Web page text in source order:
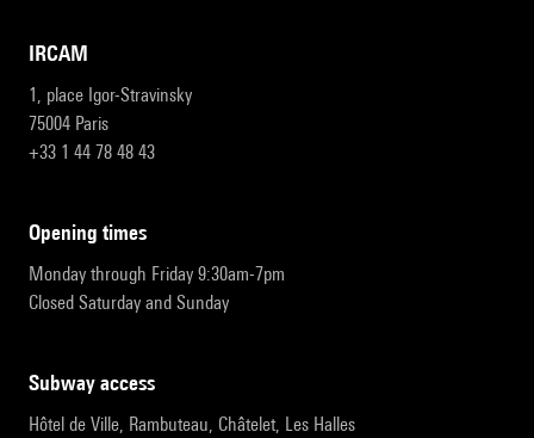
IRCAM
1, place Igor-Stravinsky
75004 Paris
+33 1 44 78 48 43
opening times
Monday through Friday 9:30am-7pm
Closed Saturday and Sunday
subway access
Hôtel de Ville, Rambuteau, Châtelet, Les Halles